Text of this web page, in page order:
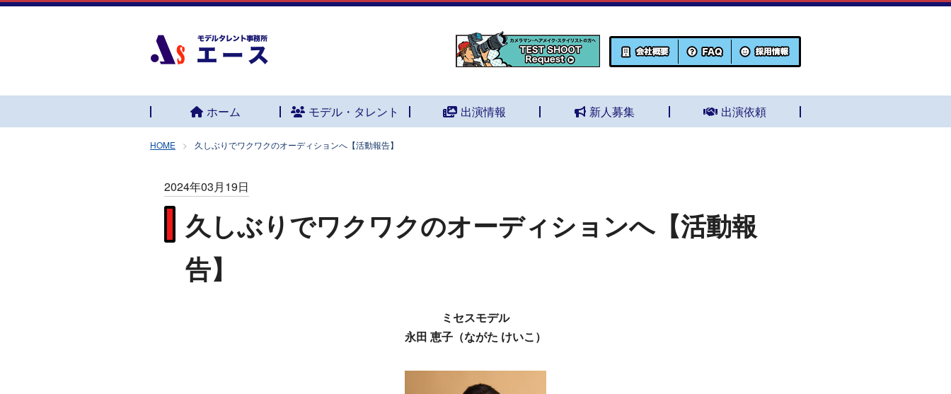
ホーム モデル・タレント 出演情報 新人募集 出演依頼
HOME 久しぶりでワクワクのオーディションへ【活動報告】
2024年03月19日
久しぶりでワクワクのオーディションへ【活動報
告】
ミセスモデル
永田 恵子（ながた けいこ）